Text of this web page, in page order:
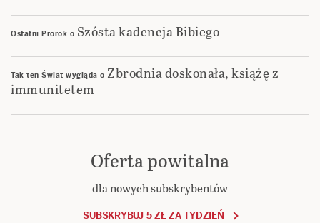
Ostatni Prorok o Szósta kadencja Bibiego
Tak ten Świat wygląda o Zbrodnia doskonała, książę z
immunitetem
Oferta powitalna
dla nowych subskrybentów
SUBSKRYBUJ 5 ZŁ ZA TYDZIEŃ